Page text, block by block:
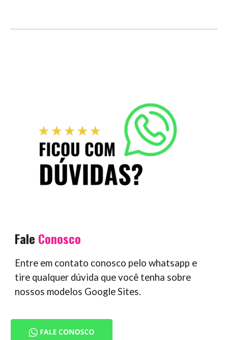
Fale Conosco
Entre em contato conosco pelo whatsapp e
tire qualquer dúvida que você tenha sobre
nossos modelos Google Sites.